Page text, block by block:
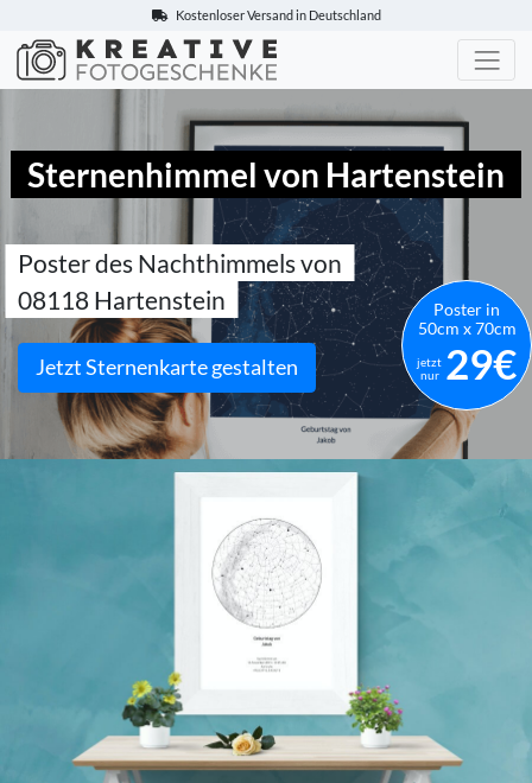
Kostenloser Versand in Deutschland
Kreative-Fotogeschenke.de
Sternenhimmel von Hartenstein
Poster des Nachthimmels von
08118 Hartenstein
Jetzt Sternenkarte gestalten
Poster in
50cm x 70cm
jetzt
nur 29€